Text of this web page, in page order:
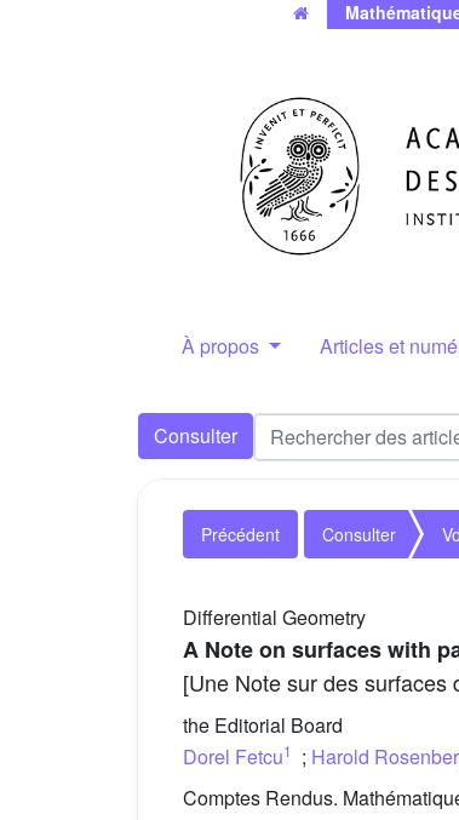
À propos Articles et
Consulter
Précédent Consulter
Differential Geometry
A Note on surfaces with
[Une Note sur des surfaces
the Editorial Board
Dorel Fetcu1 ; Harold
Comptes Rendus.